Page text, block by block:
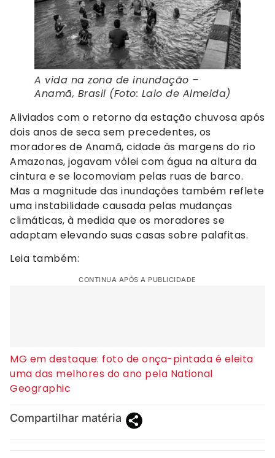
A vida na zona de inundação –
Anamã, Brasil (Foto: Lalo de Almeida)
Aliviados com o retorno da estação chuvosa após
dois anos de seca sem precedentes, os
moradores de Anamã, cidade às margens do rio
Amazonas, jogavam vôlei com água na altura da
cintura e se locomoviam pelas ruas de barco.
Mas a magnitude das inundações também reflete
uma instabilidade causada pelas mudanças
climáticas, à medida que os moradores se
adaptam elevando suas casas sobre palafitas.
Leia também:
CONTINUA APÓS A PUBLICIDADE
MG em destaque: foto de onça-pintada é eleita
uma das melhores do ano pela National
Geographic
Compartilhar matéria